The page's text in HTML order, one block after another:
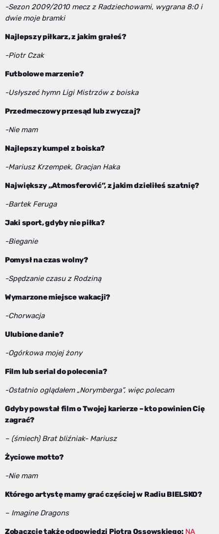
-Sezon 2009/2010 mecz z Radziechowami, wygrana 8:0 i
dwie moje bramki
Najlepszy piłkarz, z jakim grałeś?
-Piotr Czak
Futbolowe marzenie?
-Usłyszeć hymn Ligi Mistrzów z boiska
Przedmeczowy przesąd lub zwyczaj?
-Nie mam
Najlepszy kumpel z boiska?
-Mariusz Krzempek, Gracjan Haka
Największy „Atmosferović”, z jakim dzieliłeś szatnię?
-Bartek Feruga
Jaki sport, gdyby nie piłka?
-Bieganie
Pomysł na czas wolny?
-Spędzanie czasu z Rodziną
Wymarzone miejsce wakacji?
-Chorwacja
Ulubione danie?
-Ogórkowa mojej żony
Film lub serial do polecenia?
-Ostatnio oglądałem „Norymberga”, więc polecam
Gdyby powstał film o Twojej karierze – kto powinien Cię
zagrać?
– (śmiech) Brat bliźniak- Mariusz
Życiowe motto?
-Nie mam
Którego artystę mamy grać częściej w Radiu BIELSKO?
– Imagine Dragons
Zobaczcie także odpowiedzi Piotra Ossowskiego: NA